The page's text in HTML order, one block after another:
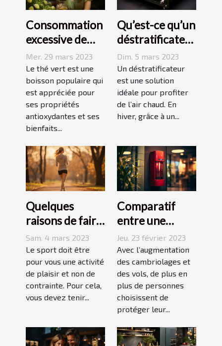
Consommation
excessive de
thé vert : quels
sont les
dangers pour la
peau ?
Mer. 29 mars 2023
Le thé vert est une
boisson populaire qui
est appréciée pour
ses propriétés
antioxydantes et ses
bienfaits...
Qu’est-ce qu’un
déstratificateur
?
Dim. 5 mars 2023
Un déstratificateur
est une solution
idéale pour profiter
de l’air chaud. En
hiver, grâce à un...
Quelques
raisons de faire
du sport
Sam. 4 mars 2023
Le sport doit être
pour vous une activité
de plaisir et non de
contrainte. Pour cela,
vous devez tenir...
Comparatif
entre une
agence sécurité
et un système
d’alarme
Jeu. 23 février 2023
Avec l’augmentation
des cambriolages et
des vols, de plus en
plus de personnes
choisissent de
protéger leur...